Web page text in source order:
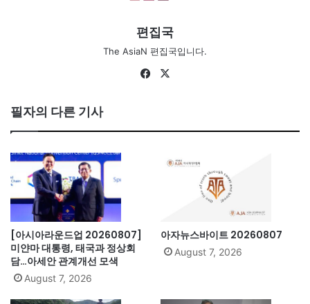
편집국
The AsiaN 편집국입니다.
Fa
필자의 다른 기사
[아시아라운드업 20260807]
미얀마 대통령, 태국과 정상회
담…아세안 관계개선 모색
August 7, 2026
아자뉴스바이트 20260807
August 7, 2026